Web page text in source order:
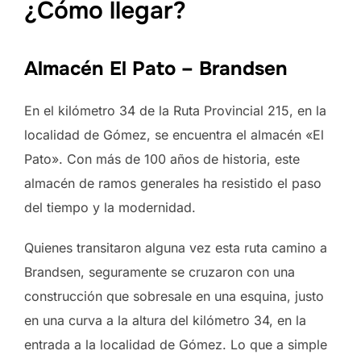
¿Cómo llegar?
Almacén El Pato – Brandsen
En el kilómetro 34 de la Ruta Provincial 215, en la
localidad de Gómez, se encuentra el almacén «El
Pato». Con más de 100 años de historia, este
almacén de ramos generales ha resistido el paso
del tiempo y la modernidad.
Quienes transitaron alguna vez esta ruta camino a
Brandsen, seguramente se cruzaron con una
construcción que sobresale en una esquina, justo
en una curva a la altura del kilómetro 34, en la
entrada a la localidad de Gómez. Lo que a simple